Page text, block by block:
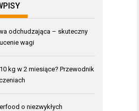
odchudzająca – skuteczny
wagi
kg w 2 miesiące? Przewodnik
o niezwykłych